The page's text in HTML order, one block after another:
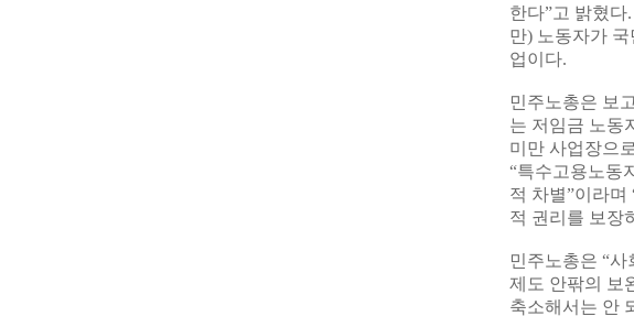
한다”고 밝혔다
만) 노동자가
업이다.
민주노총은 보
는 저임금 노동
미만 사업장으
“특수고용노동
적 차별”이라며
적 권리를 보장
민주노총은 “
제도 안팎의 보
축소해서는 안